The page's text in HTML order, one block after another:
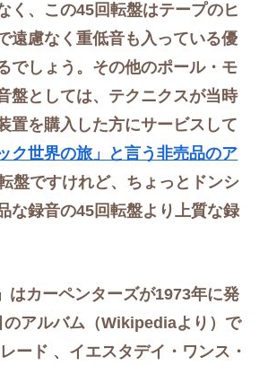
く、この45回転盤はテープのヒ
遠慮なく重低音も入っている優
でしょう。その他のポール・モ
盤としては、テクニクスが当時
置を購入した方にサービスして
ク世界の旅」と言う非売品のア
盤ですけれど、ちょっとドンシ
な録音の45回転盤より上質な録
はカーペンターズが1973年に発
アルバム（Wikipediaより ）で
ード 、イエスタデイ・ワンス・